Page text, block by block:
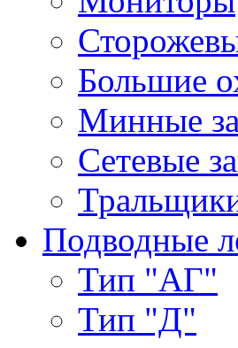
Большие
Минные
Сетевые
Подводные
Тип "АГ"
Тип "Д"